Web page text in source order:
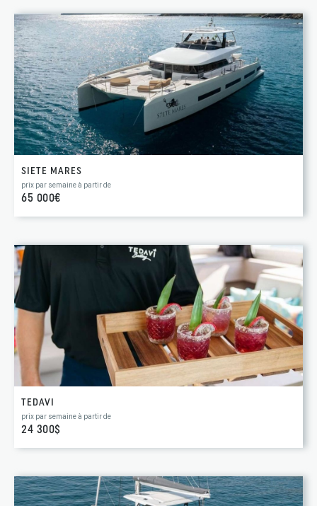
SIETE MARES
prix par semaine à partir de
65 000€
TEDAVI
prix par semaine à partir de
24 300$